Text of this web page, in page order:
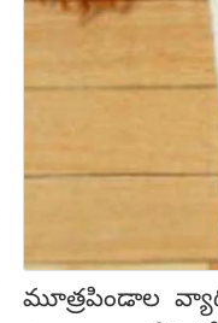
మూత్రపిండాల